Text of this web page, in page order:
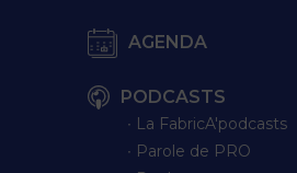
AGENDA
PODCASTS
∙ La FabricA'podcasts
∙ Parole de PRO